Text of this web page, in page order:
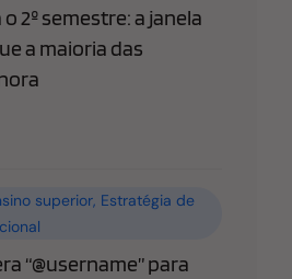
2º semestre: a janela
a maioria das
superior, Estratégia de
“@username” para